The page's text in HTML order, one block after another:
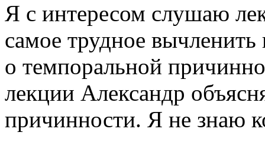
Я с интересом слушаю
самое трудное
о темпоральной
лекции Александр
причинности. Я не знаю